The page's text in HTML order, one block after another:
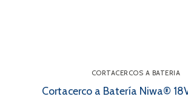
CORTACERCOS A BATERIA
Cortacerco a Batería Niwa®